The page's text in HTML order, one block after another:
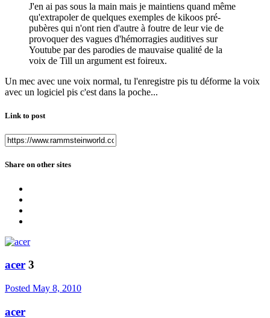
J'en ai pas sous la main mais je maintiens quand même
qu'extrapoler de quelques exemples de kikoos pré-
pubères qui n'ont rien d'autre à foutre de leur vie de
provoquer des vagues d'hémorragies auditives sur
Youtube par des parodies de mauvaise qualité de la
voix de Till un argument est foireux.
Un mec avec une voix normal, tu l'enregistre pis tu déforme la voix
avec un logiciel pis c'est dans la poche...
Link to post
Share on other sites
acer 3
Posted May 8, 2010
acer